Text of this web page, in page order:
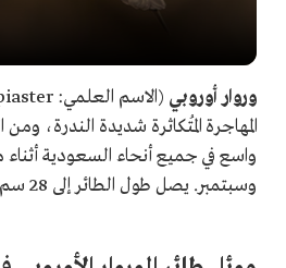
وروار أوروبي
المهاجرة المُتكاثرة شديدة الندرة،
واسع في جميع أنحاء السعودية
وسبتمبر. يصل طول الطائر إلى 28 سم، ويتراوح وزنه ما بين 44 و78 جم.